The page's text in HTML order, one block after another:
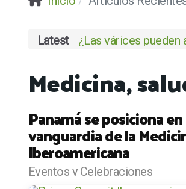
Latest ¿Las várices pueden
Medicina,
Panamá se posiciona
vanguardia de la
Iberoamericana
Eventos y Celebraciones